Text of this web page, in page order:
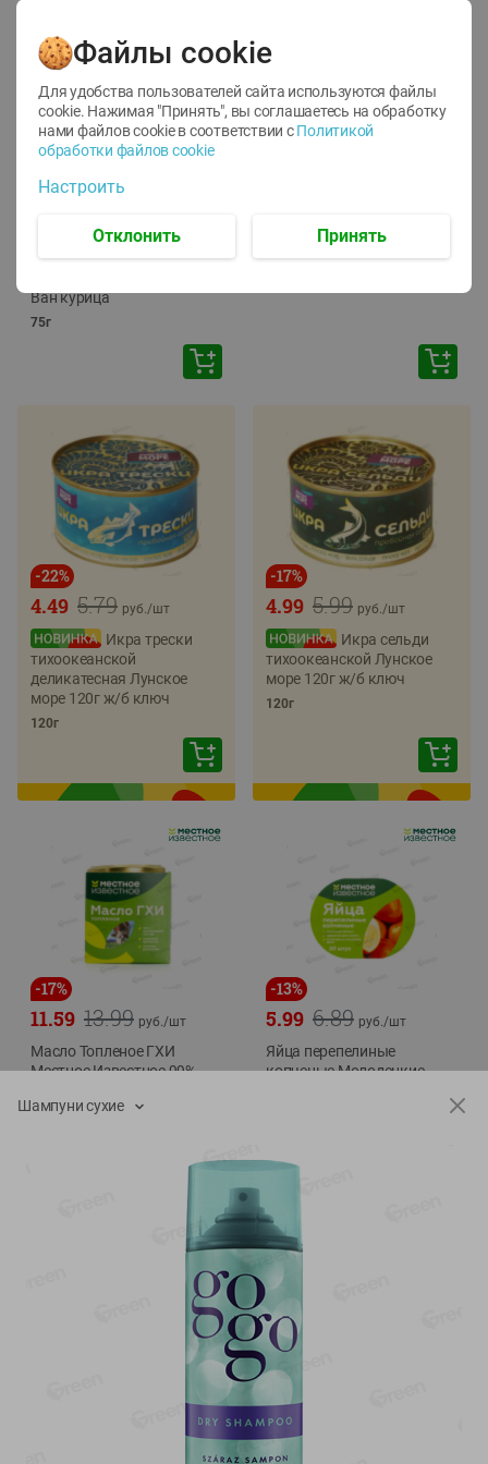
12
1.05 руб./
руб./шт
Корм влаж. для кош. с
Ван курица
75г
ТОФУ Vegetus ТВЕРДЫЙ
-22%
5.79
4.49 руб./шт
Икра трески
тихоокеанской
деликатесная Лунское
море 120г ж/б ключ
120г
-17%
5.99
4.99 руб./шт
Икра сельди
тихоокеанской Лунское
море 120г ж/б ключ
120г
-17%
13.99
11.59 руб./шт
Масло Топленое ГХИ
Местное Известное 99%
-13%
6.89
5.99 руб./шт
Яйца перепелиные
копченые Молодецкие
Показать 15-28 из 79
Шампуни сухие
Файлы cookie
Для удобства пользователей сайта используются файлы
cookie. Нажимая "Принять", вы соглашаетесь на обработку
нами файлов cookie в соответствии с Политикой
обработки файлов cookie
Настроить
Отклонить Принять